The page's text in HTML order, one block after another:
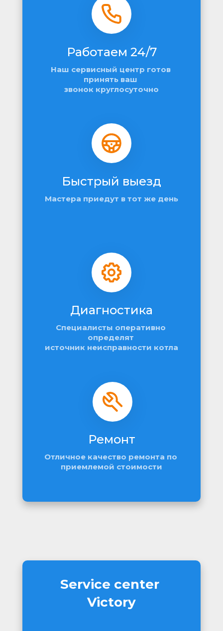
Быстрый выезд
Диагностика
Работаем 24/7
Ремонт
Отличное качество ремонта по
приемлемой стоимости
Наш сервисный центр готов
принять ваш
звонок круглосуточно
Специалисты оперативно
определят
источник неисправности котла
Мастера приедут в тот же день
Service center
Victory